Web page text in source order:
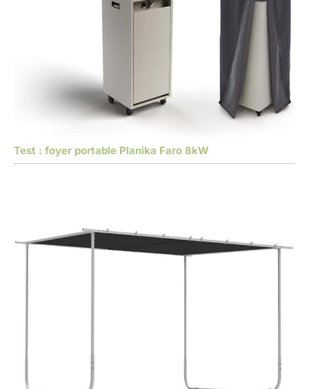
Test : foyer portable Planika Faro 8kW